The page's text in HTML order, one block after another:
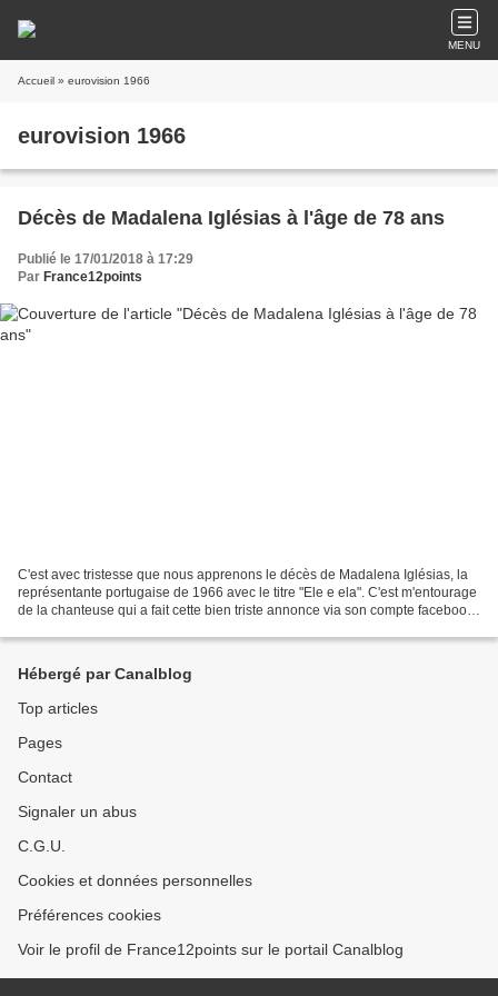
MENU
Accueil » eurovision 1966
eurovision 1966
Décès de Madalena Iglésias à l'âge de 78 ans
Publié le 17/01/2018 à 17:29
Par France12points
C'est avec tristesse que nous apprenons le décès de Madalena Iglésias, la
représentante portugaise de 1966 avec le titre "Ele e ela". C'est m'entourage
de la chanteuse qui a fait cette bien triste annonce via son compte facebook.
Hébergé par Canalblog
Top articles
Pages
Contact
Signaler un abus
C.G.U.
Cookies et données personnelles
Préférences cookies
Voir le profil de France12points sur le portail Canalblog